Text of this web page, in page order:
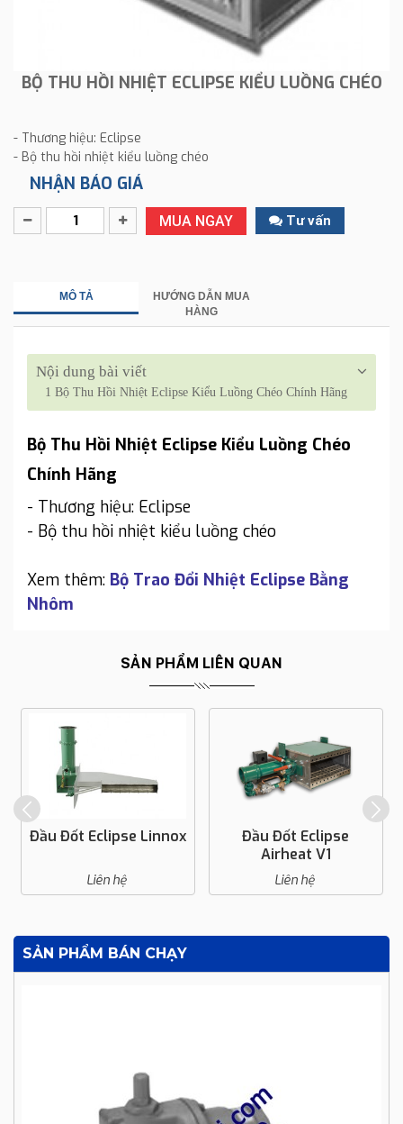
BỘ THU HỒI NHIỆT ECLIPSE KIỂU LUỒNG CHÉO
- Thương hiệu: Eclipse
- Bộ thu hồi nhiệt kiểu luồng chéo
NHẬN BÁO GIÁ
MUA NGAY Tư vấn
MÔ TẢ
HƯỚNG DẪN MUA
HÀNG
Nội dung bài viết
1 Bộ Thu Hồi Nhiệt Eclipse Kiểu Luồng Chéo Chính Hãng
Bộ Thu Hồi Nhiệt Eclipse Kiểu Luồng Chéo
Chính Hãng
- Thương hiệu: Eclipse
- Bộ thu hồi nhiệt kiểu luồng chéo
Xem thêm: Bộ Trao Đổi Nhiệt Eclipse Bằng
Nhôm
SẢN PHẨM LIÊN QUAN
Đầu Đốt Eclipse Linnox
Liên hệ
Đầu Đốt Eclipse
Airheat V1
Liên hệ
SẢN PHẨM BÁN CHẠY